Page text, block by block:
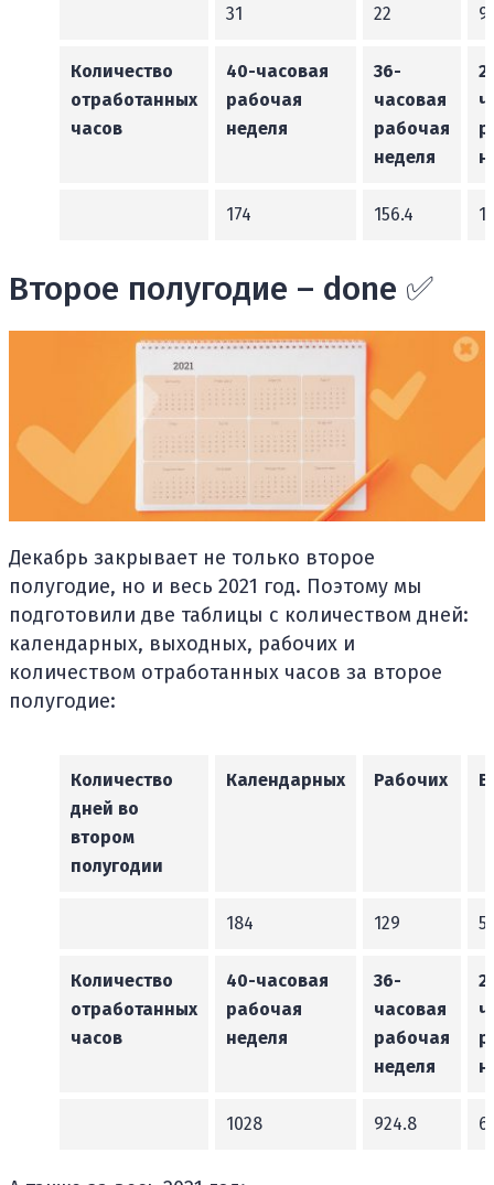
31 22 9
Количество
отработанных
часов
40-часовая
рабочая
неделя
36-
часовая
рабочая
неделя
174 156.4
Второе полугодие – done ✅
Декабрь закрывает не только второе
полугодие, но и весь 2021 год. Поэтому мы
подготовили две таблицы с количеством дней:
календарных, выходных, рабочих и
количеством отработанных часов за второе
полугодие:
Количество
дней во
втором
полугодии
Календарных Рабочих
184 129
Количество
отработанных
часов
40-часовая
рабочая
неделя
36-
часовая
рабочая
неделя
1028 924.8